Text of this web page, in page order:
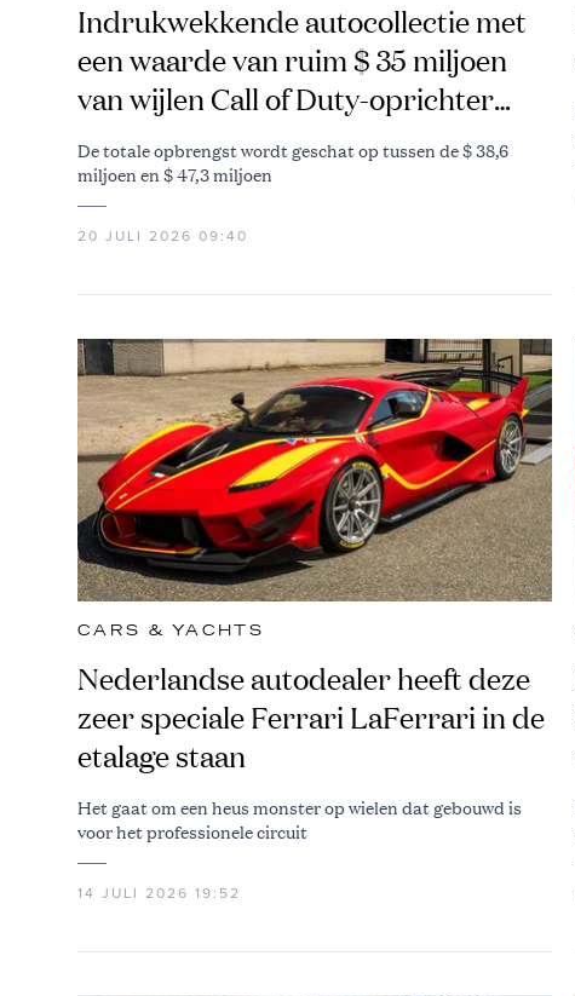
Indrukwekkende autocollectie met
een waarde van ruim $ 35 miljoen
van wijlen Call of Duty-oprichter
Vince Zampella gaat naar de veiling
De totale opbrengst wordt geschat op tussen de $ 38,6
miljoen en $ 47,3 miljoen
20 JULI 2026 09:40
CARS & YACHTS
Nederlandse autodealer heeft deze
zeer speciale Ferrari LaFerrari in de
etalage staan
Het gaat om een heus monster op wielen dat gebouwd is
voor het professionele circuit
14 JULI 2026 19:52